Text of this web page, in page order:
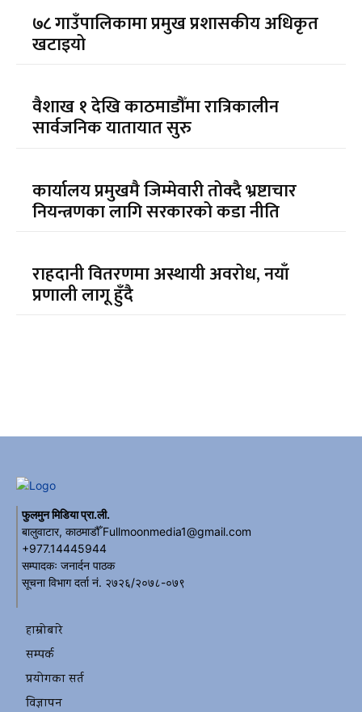
७८ गाउँपालिकामा प्रमुख प्रशासकीय अधिकृत
खटाइयो
वैशाख १ देखि काठमाडौँमा रात्रिकालीन
सार्वजनिक यातायात सुरु
कार्यालय प्रमुखमै जिम्मेवारी तोक्दै भ्रष्टाचार
नियन्त्रणका लागि सरकारको कडा नीति
राहदानी वितरणमा अस्थायी अवरोध, नयाँ
प्रणाली लागू हुँदै
फुलमुन मिडिया प्रा.ली.
बालुवाटार, काठमाडौँ Fullmoonmedia1@gmail.com
+977.14445944
सम्पादकः जनार्दन पाठक
सूचना विभाग दर्ता नं. २७२६/२०७८-०७९
हाम्रोबारे
सम्पर्क
प्रयोगका सर्त
विज्ञापन